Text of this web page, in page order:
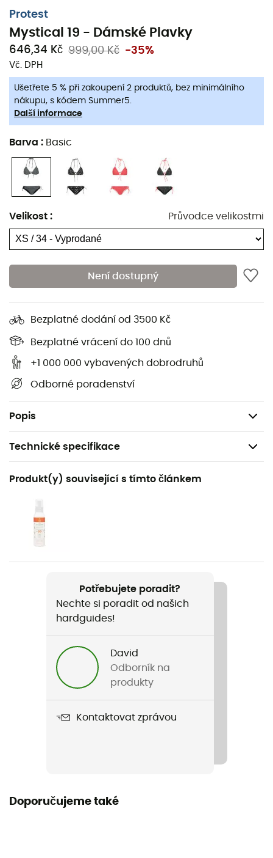
Protest
Mystical 19 - Dámské Plavky
646,34 Kč 999,00 Kč -35%
Vč. DPH
Ušetřete 5 % při zakoupení 2 produktů, bez minimálního
nákupu, s kódem Summer5.
Další informace
Barva : Basic
Velikost : Průvodce velikostmi
Není dostupný
Bezplatné dodání od 3500 Kč
Bezplatné vrácení do 100 dnů
+1 000 000 vybavených dobrodruhů
Odborné poradenství
Popis
Mystical 19jeplavkyproženy, navržený značkou
Protest, aby vám toto léto poskytl krásu a pohodlí. Tento
koupací oděv Protestmá jednoduchý a velmi efektivní
vycpávky, které vám nabídnou zvýšenou podporu,
pokud ji budete potřebovat. Na závěr oceníte malé
Materiály:
Technické specifikace
Doporučené pro
Pohlaví
Dámské
Název produktu
80% Poliamid, 20% Elastan
Produkt(y) související s tímto článkem
Potřebujete poradit?
Nechte si poradit od našich
hardguides!
David
Odborník na
produkty
Kontaktovat zprávou
Doporučujeme také